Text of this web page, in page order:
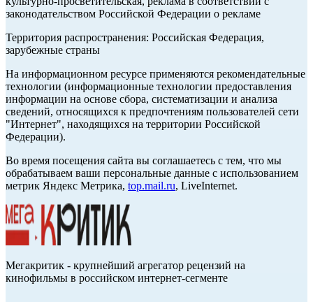
законодательством Российской Федерации о рекламе
Территория распространения: Российская Федерация,
зарубежные страны
На информационном ресурсе применяются рекомендательные
технологии (информационные технологии предоставления
информации на основе сбора, систематизации и анализа
сведений, относящихся к предпочтениям пользователей сети
"Интернет", находящихся на территории Российской
Федерации).
Во время посещения сайта вы соглашаетесь с тем, что мы
обрабатываем ваши персональные данные с использованием
метрик Яндекс Метрика, top.mail.ru, LiveInternet.
Мегакритик - крупнейший агрегатор рецензий на
кинофильмы в российском интернет-сегменте